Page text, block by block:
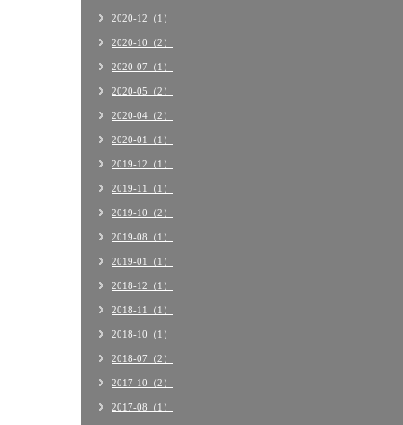
2020-12（1）
2020-10（2）
2020-07（1）
2020-05（2）
2020-04（2）
2020-01（1）
2019-12（1）
2019-11（1）
2019-10（2）
2019-08（1）
2019-01（1）
2018-12（1）
2018-11（1）
2018-10（1）
2018-07（2）
2017-10（2）
2017-08（1）